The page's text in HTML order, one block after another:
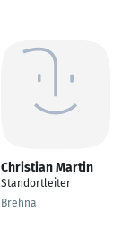
Christian Martin
Standortleiter
Brehna